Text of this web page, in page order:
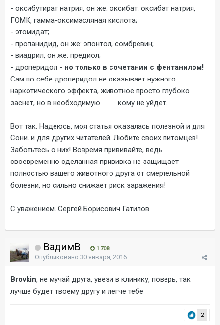
- оксибутират натрия, он же: оксибат, оксибат натрия,
ГОМК, гамма-оксимасляная кислота;
- этомидат;
- пропанидид, он же: эпонтол, сомбревин;
- виадрил, он же: предиол;
- дроперидол - но только в сочетании с фентанилом!
Сам по себе дроперидол не оказывает нужного
наркотического эффекта, животное просто глубоко
заснет, но в необходимую кому не уйдет.
Вот так. Надеюсь, моя статья оказалась полезной и для
Сони, и для других читателей. Любите своих питомцев!
Заботьтесь о них! Вовремя прививайте, ведь
своевременно сделанная прививка не защищает
полностью вашего животного друга от смертельной
болезни, но сильно снижает риск заражения!
С уважением, Сергей Борисович Гатилов.
ВадимВ 1 708
Опубликовано 30 января, 2016
Brovkin, не мучай друга, увези в клинику, поверь, так
лучше будет твоему другу и легче тебе
2